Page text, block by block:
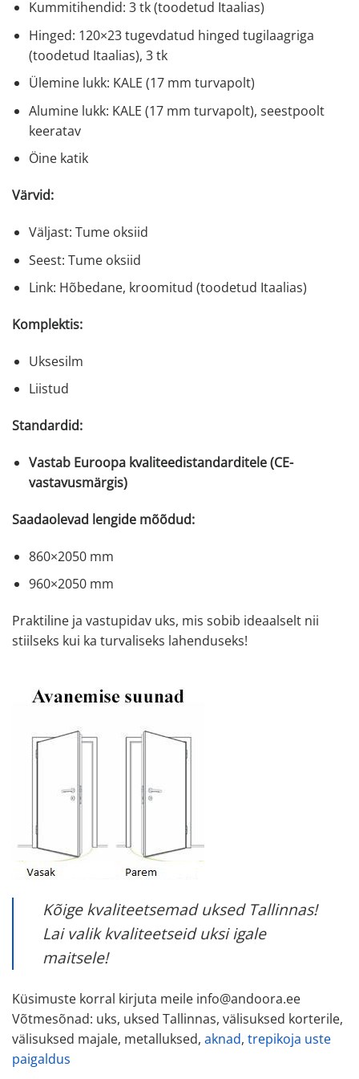
Kummitihendid: 3 tk (toodetud Itaalias)
Hinged: 120×23 tugevdatud hinged tugilaagriga
(toodetud Itaalias), 3 tk
Ülemine lukk: KALE (17 mm turvapolt)
Alumine lukk: KALE (17 mm turvapolt), seestpoolt
keeratav
Öine katik
Värvid:
Väljast: Tume oksiid
Seest: Tume oksiid
Link: Hõbedane, kroomitud (toodetud Itaalias)
Komplektis:
Uksesilm
Liistud
Standardid:
Vastab Euroopa kvaliteedistandarditele (CE-
vastavusmärgis)
Saadaolevad lengide mõõdud:
860×2050 mm
960×2050 mm
Praktiline ja vastupidav uks, mis sobib ideaalselt nii
stiilseks kui ka turvaliseks lahenduseks!
Kõige kvaliteetsemad uksed Tallinnas!
Lai valik kvaliteetseid uksi igale
maitsele!
Küsimuste korral kirjuta meile info@andoora.ee
Võtmesõnad: uks, uksed Tallinnas, välisuksed korterile,
välisuksed majale, metalluksed, aknad, trepikoja uste
paigaldus